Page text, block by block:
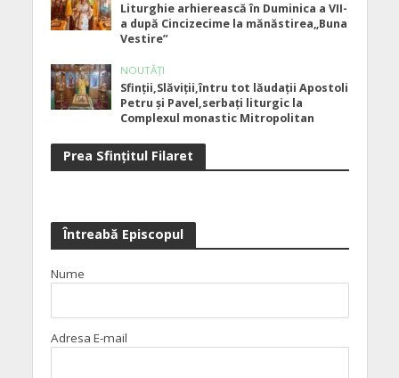
Liturghie arhierească în Duminica a VII-
a după Cincizecime la mănăstirea„Buna
Vestire”
NOUTĂȚI
Sfinții,Slăviții,întru tot lăudații Apostoli
Petru și Pavel,serbați liturgic la
Complexul monastic Mitropolitan
Prea Sfinţitul Filaret
Întreabă Episcopul
Nume
Adresa E-mail